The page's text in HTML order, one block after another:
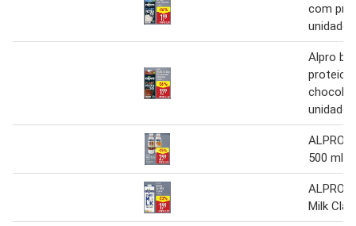
com
unidade
Alpro
proteica
unidade
ALPRO
500 ml
ALPRO
Milk